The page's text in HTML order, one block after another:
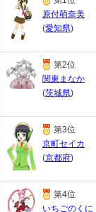
原付萌奈美
(愛知県)
第2位
関東まなか
(茨城県)
第3位
京町セイカ
(京都府)
第4位
いちごのくに